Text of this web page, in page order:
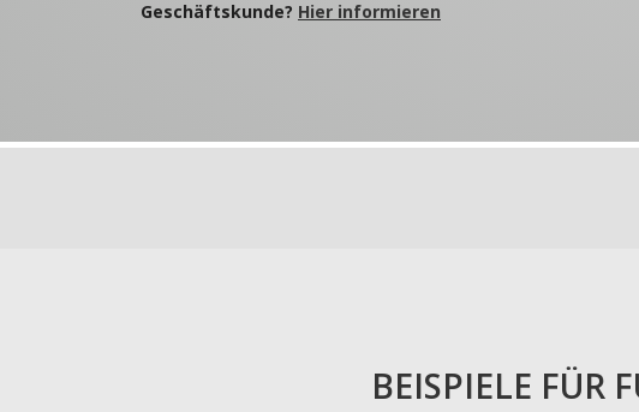
Geschäftskunde? Hier informieren
BEISPIELE FÜR